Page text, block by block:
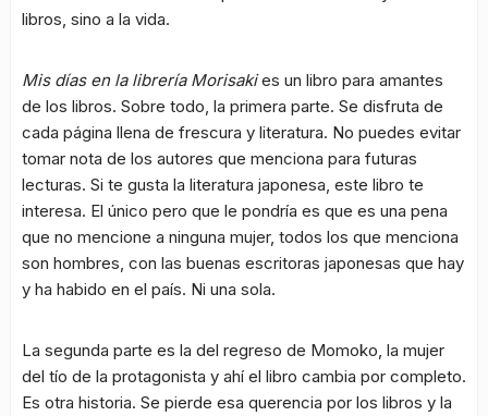
libros, sino a la vida.
Mis días en la librería Morisakies un libro para amantes
de los libros. Sobre todo, la primera parte. Se disfruta de
cada página llena de frescura y literatura. No puedes evitar
tomar nota de los autores que menciona para futuras
lecturas. Si te gusta la literatura japonesa, este libro te
interesa. El único pero que le pondría es que es una pena
que no mencione a ninguna mujer, todos los que menciona
son hombres, con las buenas escritoras japonesas que hay
y ha habido en el país. Ni una sola.
La segunda parte es la del regreso de Momoko, la mujer
del tío de la protagonista y ahí el libro cambia por completo.
Es otra historia. Se pierde esa querencia por los libros y la